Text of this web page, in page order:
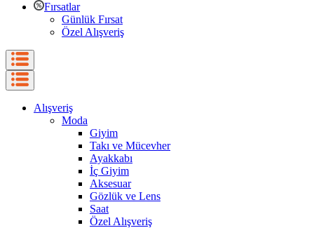
Fırsatlar
Günlük Fırsat
Özel Alışveriş
Alışveriş
Moda
Giyim
Takı ve Mücevher
Ayakkabı
İç Giyim
Aksesuar
Gözlük ve Lens
Saat
Özel Alışveriş